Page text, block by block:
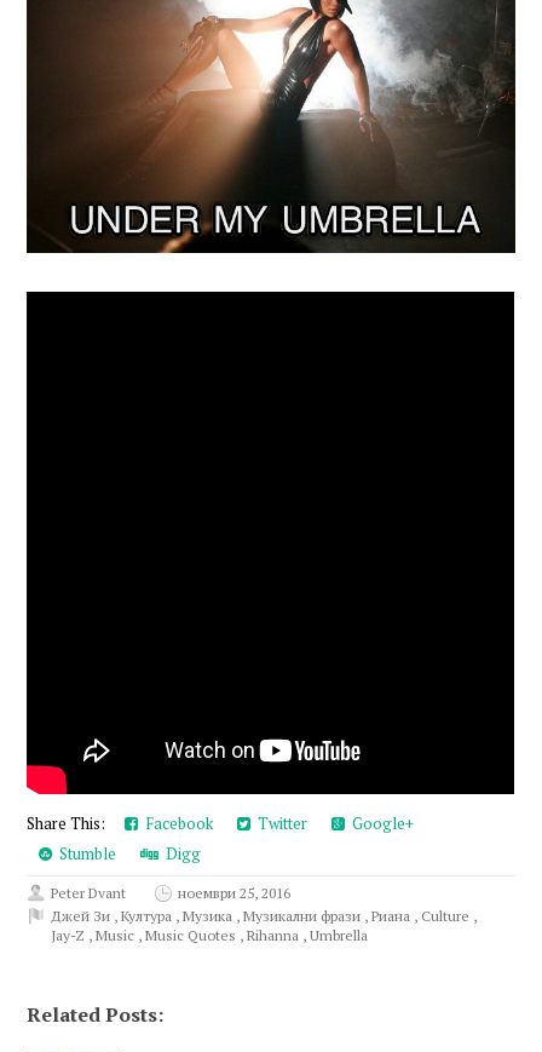
Share This: Facebook Twitter
Google+
Stumble
Digg
Peter Dvant
ноември 25, 2016
Джей Зи ,Култура ,Музика ,Музикални фрази ,Риана , Culture ,
Jay-Z ,Music ,Music Quotes ,Rihanna ,Umbrella
Related Posts: